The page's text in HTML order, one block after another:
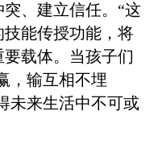
、建立信任。“这
能传授功能，将
载体。当孩子们
，输互相不埋
未来生活中不可或